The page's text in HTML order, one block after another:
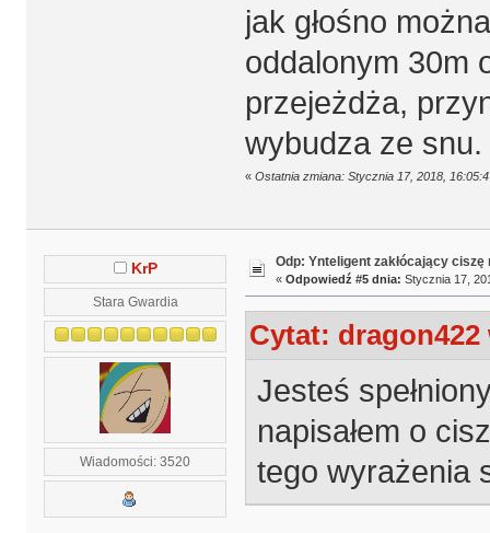
jak głośno
oddalonym 30m
przejeżdża,
wybudza ze snu.
« Ostatnia zmiana: Stycznia 17, 2018,
KrP
Stara Gwardia
Wiadomości: 3520
Odp: Ynteligent zakłócający ciszę
« Odpowiedź #5 dnia: Stycznia 17,
Cytat: dragon422
Jesteś
napisałem o
tego wyrażenia